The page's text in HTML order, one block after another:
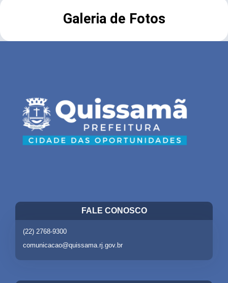
Galeria de Fotos
FALE CONOSCO
(22) 2768-9300
comunicacao@quissama.rj.gov.br